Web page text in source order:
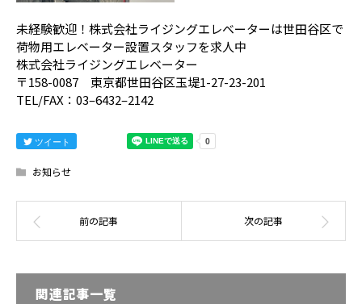
未経験歓迎！株式会社ライジングエレベーターは世田谷区で
荷物用エレベーター設置スタッフを求人中
株式会社ライジングエレベーター
〒158-0087 東京都世田谷区玉堤1-27-23-201
TEL/FAX：03–6432–2142
ツイート
お知らせ
関連記事一覧